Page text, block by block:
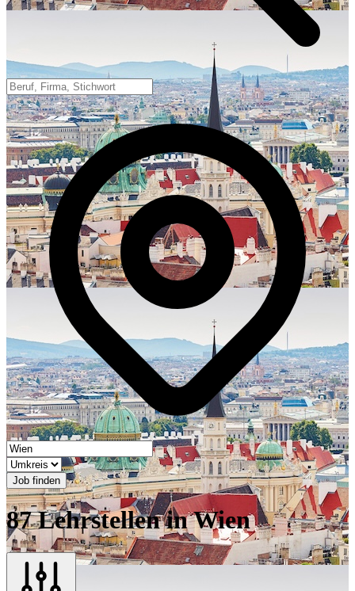
Job finden
87 Lehrstellen in Wien